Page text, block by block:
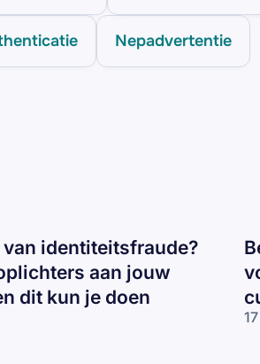
Nepadvertentie
identiteitsfraude?
aan jouw
dit kun je doen